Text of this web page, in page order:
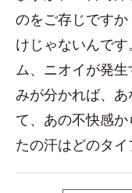
のをご存じです
けじゃないんで
ム、ニオイが発
みが分かれば、
て、あの不快感
たの汗はどのタイ